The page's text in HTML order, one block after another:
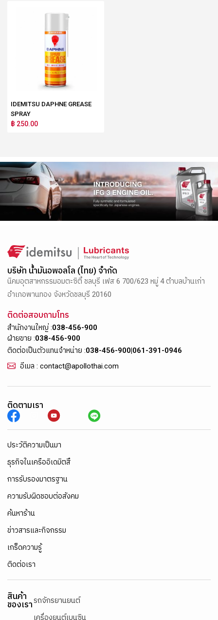
IDEMITSU DAPHNE GREASE
SPRAY
฿ 250.00
บริษัท น้ำมันอพอลโล (ไทย) จำกัด
นิคมอุตสาหกรรมอมตะซิตี้ ชลบุรี เฟส 6 700/623 หมู่ 4 ตำบลบ้านเก่า
อำเภอพานทอง จังหวัดชลบุรี 20160
ติดต่อสอบถามโทร
สำนักงานใหญ่ :038-456-900
ฝ่ายขาย :038-456-900
ติดต่อเป็นตัวแทนจำหน่าย :038-456-900|061-391-0946
อีเมล : contact@apollothai.com
ติดตามเรา
ประวัติความเป็นมา
ธุรกิจในเครืออิเดมิตสึ
การรับรองมาตรฐาน
ความรับผิดชอบต่อสังคม
ค้นหาร้าน
ข่าวสารและกิจกรรม
เกร็ดความรู้
ติดต่อเรา
สินค้า
ของเรารถจักรยานยนต์
เครื่องยนต์เบนซิน